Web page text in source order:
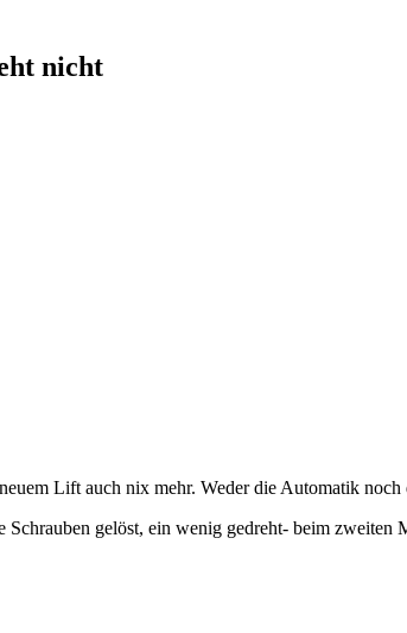
nicht
Lift auch nix mehr. Weder die Automatik
gelöst, ein wenig gedreht- beim